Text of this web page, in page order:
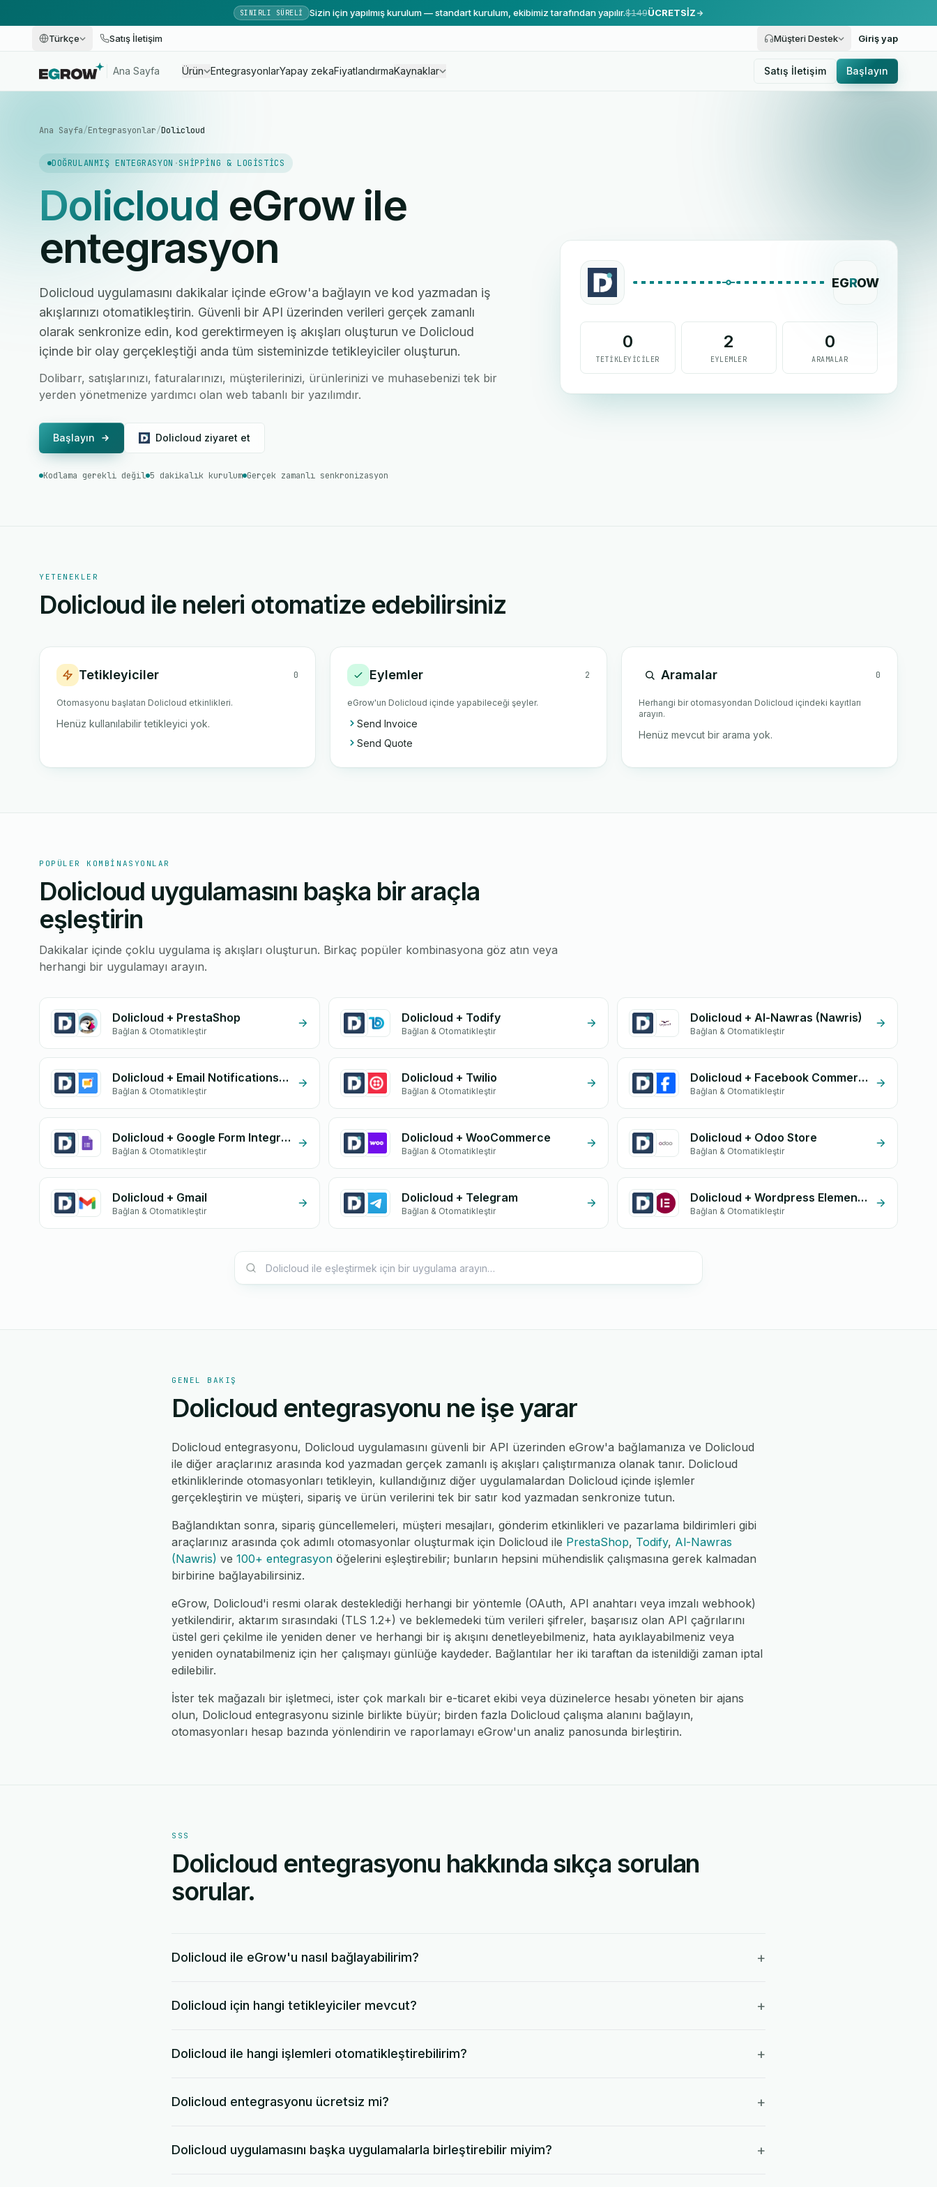
SINIRLI SÜRELI Sizin için yapılmış kurulum — standart kurulum, ekibimiz tarafından yapılır.$149ÜCRETSİZ
Türkçe Satış İletişim Müşteri Destek Giriş yap
Ana Sayfa Ürün EntegrasyonlarYapay zekaFiyatlandırmaKaynaklar Satış İletişim Başlayın
Ana Sayfa/Entegrasyonlar/Dolicloud
DOĞRULANMIŞ ENTEGRASYON ·SHIPPING & LOGISTICS
Dolicloud eGrow ile
entegrasyon
Dolicloud uygulamasını dakikalar içinde eGrow'a bağlayın ve kod yazmadan iş
akışlarınızı otomatikleştirin. Güvenli bir API üzerinden verileri gerçek zamanlı
olarak senkronize edin, kod gerektirmeyen iş akışları oluşturun ve Dolicloud
içinde bir olay gerçekleştiği anda tüm sisteminizde tetikleyiciler oluşturun.
Dolibarr, satışlarınızı, faturalarınızı, müşterilerinizi, ürünlerinizi ve muhasebenizi tek bir
yerden yönetmenize yardımcı olan web tabanlı bir yazılımdır.
Başlayın Dolicloud ziyaret et
Kodlama gerekli değil 5 dakikalık kurulum Gerçek zamanlı senkronizasyon
EGROW
0
TETIKLEYICILER
2
EYLEMLER
0
ARAMALAR
YETENEKLER
Dolicloud ile neleri otomatize edebilirsiniz
Tetikleyiciler 0
Otomasyonu başlatan Dolicloud etkinlikleri.
Henüz kullanılabilir tetikleyici yok.
Eylemler 2
eGrow'un Dolicloud içinde yapabileceği şeyler.
Send Invoice
Send Quote
Aramalar 0
Herhangi bir otomasyondan Dolicloud içindeki kayıtları
arayın.
Henüz mevcut bir arama yok.
POPÜLER KOMBINASYONLAR
Dolicloud uygulamasını başka bir araçla
eşleştirin
Dakikalar içinde çoklu uygulama iş akışları oluşturun. Birkaç popüler kombinasyona göz atın veya
herhangi bir uygulamayı arayın.
Dolicloud + PrestaShop
Bağlan & Otomatikleştir
Dolicloud + Todify
Bağlan & Otomatikleştir
Dolicloud + Al-Nawras (Nawris)
Bağlan & Otomatikleştir
Dolicloud + Email Notifications by eGrow
Bağlan & Otomatikleştir
Dolicloud + Twilio
Bağlan & Otomatikleştir
Dolicloud + Facebook Commerce
Bağlan & Otomatikleştir
Dolicloud + Google Form Integration
Bağlan & Otomatikleştir
Dolicloud + WooCommerce
Bağlan & Otomatikleştir
Dolicloud + Odoo Store
Bağlan & Otomatikleştir
Dolicloud + Gmail
Bağlan & Otomatikleştir
Dolicloud + Telegram
Bağlan & Otomatikleştir
Dolicloud + Wordpress Elementor
Bağlan & Otomatikleştir
GENEL BAKIŞ
Dolicloud entegrasyonu ne işe yarar
Dolicloud entegrasyonu, Dolicloud uygulamasını güvenli bir API üzerinden eGrow'a bağlamanıza ve Dolicloud
ile diğer araçlarınız arasında kod yazmadan gerçek zamanlı iş akışları çalıştırmanıza olanak tanır. Dolicloud
etkinliklerinde otomasyonları tetikleyin, kullandığınız diğer uygulamalardan Dolicloud içinde işlemler
gerçekleştirin ve müşteri, sipariş ve ürün verilerini tek bir satır kod yazmadan senkronize tutun.
Bağlandıktan sonra, sipariş güncellemeleri, müşteri mesajları, gönderim etkinlikleri ve pazarlama bildirimleri gibi
araçlarınız arasında çok adımlı otomasyonlar oluşturmak için Dolicloud ile PrestaShop, Todify, Al-Nawras
(Nawris) ve 100+ entegrasyon öğelerini eşleştirebilir; bunların hepsini mühendislik çalışmasına gerek kalmadan
birbirine bağlayabilirsiniz.
eGrow, Dolicloud'i resmi olarak desteklediği herhangi bir yöntemle (OAuth, API anahtarı veya imzalı webhook)
yetkilendirir, aktarım sırasındaki (TLS 1.2+) ve beklemedeki tüm verileri şifreler, başarısız olan API çağrılarını
üstel geri çekilme ile yeniden dener ve herhangi bir iş akışını denetleyebilmeniz, hata ayıklayabilmeniz veya
yeniden oynatabilmeniz için her çalışmayı günlüğe kaydeder. Bağlantılar her iki taraftan da istenildiği zaman iptal
edilebilir.
İster tek mağazalı bir işletmeci, ister çok markalı bir e-ticaret ekibi veya düzinelerce hesabı yöneten bir ajans
olun, Dolicloud entegrasyonu sizinle birlikte büyür; birden fazla Dolicloud çalışma alanını bağlayın,
otomasyonları hesap bazında yönlendirin ve raporlamayı eGrow'un analiz panosunda birleştirin.
SSS
Dolicloud entegrasyonu hakkında sıkça sorulan
sorular.
Dolicloud ile eGrow'u nasıl bağlayabilirim? +
Dolicloud için hangi tetikleyiciler mevcut? +
Dolicloud ile hangi işlemleri otomatikleştirebilirim? +
Dolicloud entegrasyonu ücretsiz mi? +
Dolicloud uygulamasını başka uygulamalarla birleştirebilir miyim? +